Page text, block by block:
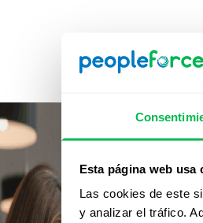
Esta página web usa
Las cookies de este
y analizar el tráfico.